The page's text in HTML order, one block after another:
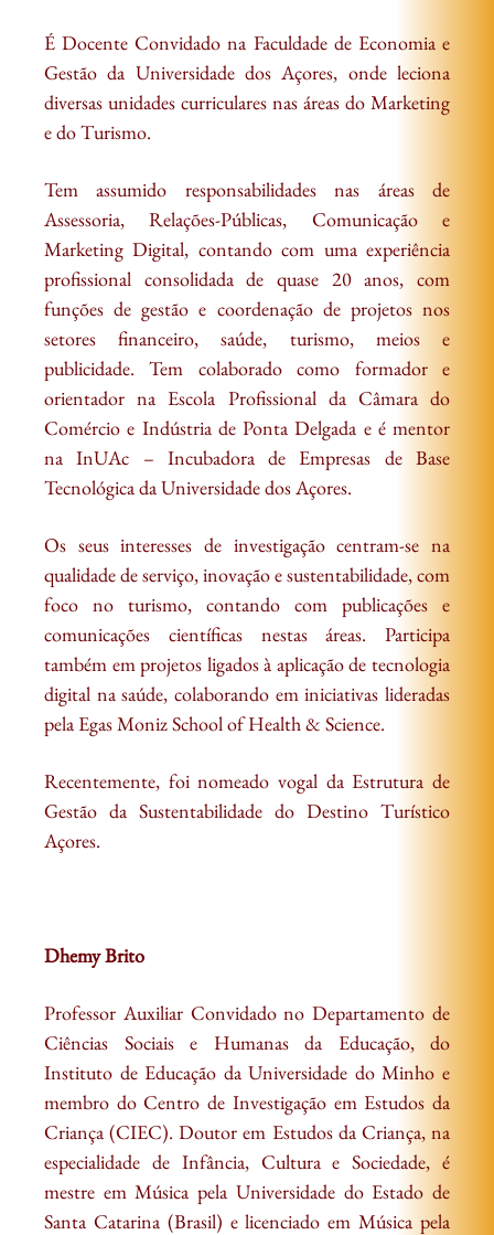
É Docente Convidado na Faculdade de Economia e
Gestão da Universidade dos Açores, onde leciona
diversas unidades curriculares nas áreas do Marketing
e do Turismo.
Tem assumido responsabilidades nas áreas de
Assessoria, Relações-Públicas, Comunicação e
Marketing Digital, contando com uma experiência
profissional consolidada de quase 20 anos, com
funções de gestão e coordenação de projetos nos
setores financeiro, saúde, turismo, meios e
publicidade. Tem colaborado como formador e
orientador na Escola Profissional da Câmara do
Comércio e Indústria de Ponta Delgada e é mentor
na InUAc – Incubadora de Empresas de Base
Tecnológica da Universidade dos Açores.
Os seus interesses de investigação centram-se na
qualidade de serviço, inovação e sustentabilidade, com
foco no turismo, contando com publicações e
comunicações científicas nestas áreas. Participa
também em projetos ligados à aplicação de tecnologia
digital na saúde, colaborando em iniciativas lideradas
pela Egas Moniz School of Health & Science.
Recentemente, foi nomeado vogal da Estrutura de
Gestão da Sustentabilidade do Destino Turístico
Açores.
Dhemy Brito
Professor Auxiliar Convidado no Departamento de
Ciências Sociais e Humanas da Educação, do
Instituto de Educação da Universidade do Minho e
membro do Centro de Investigação em Estudos da
Criança (CIEC). Doutor em Estudos da Criança, na
especialidade de Infância, Cultura e Sociedade, é
mestre em Música pela Universidade do Estado de
Santa Catarina (Brasil) e licenciado em Música pela